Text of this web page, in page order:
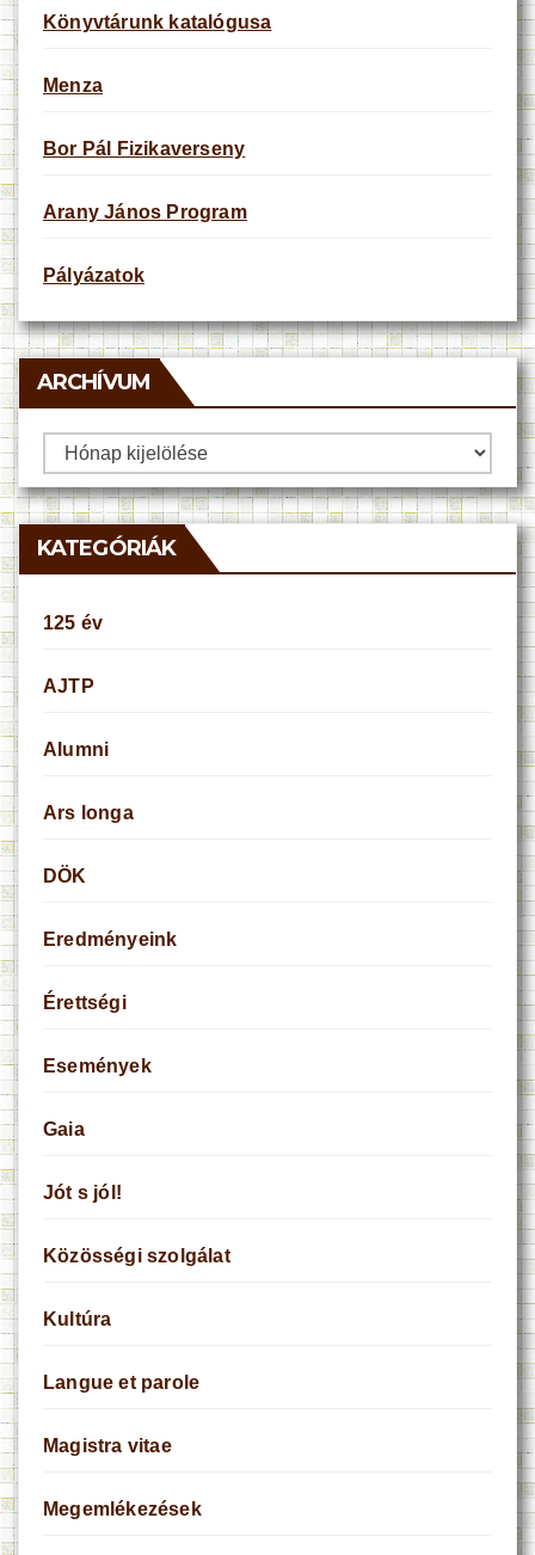
Könyvtárunk katalógusa
Menza
Bor Pál Fizikaverseny
Arany János Program
Pályázatok
ARCHÍVUM
Archívum
KATEGÓRIÁK
125 év
AJTP
Alumni
Ars longa
DÖK
Eredményeink
Érettségi
Események
Gaia
Jót s jól!
Közösségi szolgálat
Kultúra
Langue et parole
Magistra vitae
Megemlékezések